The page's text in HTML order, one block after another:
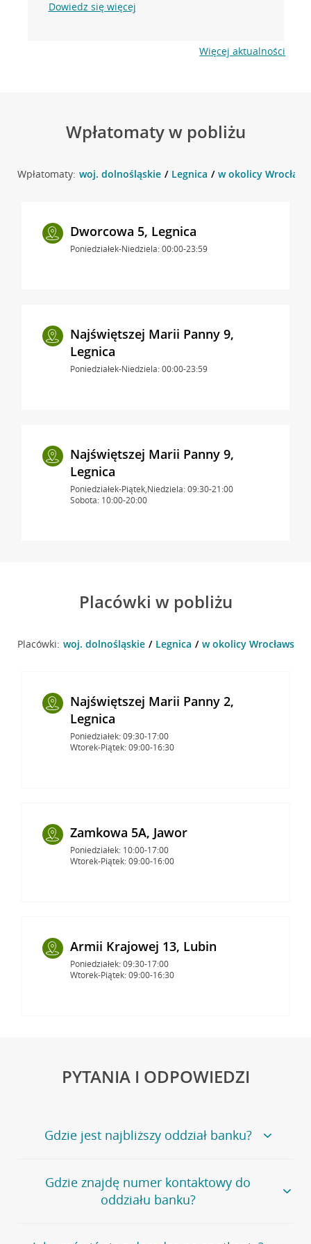
Dowiedz się więcej
Więcej aktualności
Wpłatomaty w pobliżu
Wpłatomaty: woj. dolnośląskie Legnica w okolicy
Dworcowa 5, Legnica
Poniedziałek-Niedziela: 00:00-23:59
Najświętszej Marii Panny 9,
Legnica
Poniedziałek-Niedziela: 00:00-23:59
Najświętszej Marii Panny 9,
Legnica
Poniedziałek-Piątek,Niedziela: 09:30-21:00
Sobota: 10:00-20:00
Placówki w pobliżu
Placówki: woj. dolnośląskie Legnica w okolicy Wrocławska
Najświętszej Marii Panny 2,
Legnica
Poniedziałek: 09:30-17:00
Wtorek-Piątek: 09:00-16:30
Zamkowa 5A, Jawor
Poniedziałek: 10:00-17:00
Wtorek-Piątek: 09:00-16:00
Armii Krajowej 13, Lubin
Poniedziałek: 09:30-17:00
Wtorek-Piątek: 09:00-16:30
PYTANIA I ODPOWIEDZI
Gdzie jest najbliższy oddział banku?
Jeśli szukasz oddziału naszego banku, zapraszamy na
stronęPlacówki i bankomaty, na której znajduje się
wygodna wyszukiwarka.
oddziałów
Gdzie znajdę numer kontaktowy do
oddziału banku?
Bank Credit Agricole nie udostępnia ogólnego numeru